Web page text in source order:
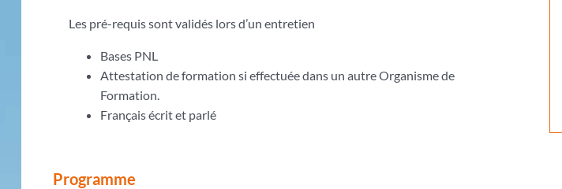
Les pré-requis sont validés lors d’un entretien
Bases PNL
Attestation de formation si effectuée dans un autre Organisme de
Formation.
Français écrit et parlé
Programme